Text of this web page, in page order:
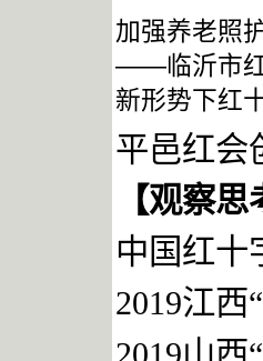
加强养老照
——临沂市
新形势下红
平邑红会
【观察思
中国红十
2019江西